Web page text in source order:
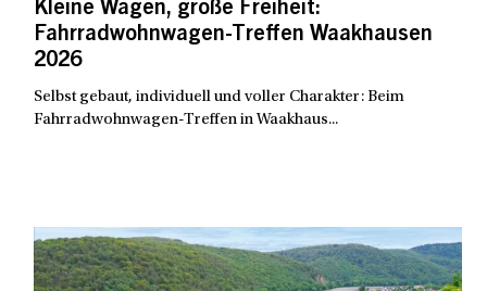
Kleine Wagen, große Freiheit:
Fahrradwohnwagen-Treffen Waakhausen
2026
Selbst gebaut, individuell und voller Charakter: Beim
Fahrradwohnwagen-Treffen in Waakhaus...